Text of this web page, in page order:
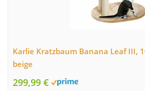
Karlie Kratzbaum Banana Leaf III,
beige
299,99 €